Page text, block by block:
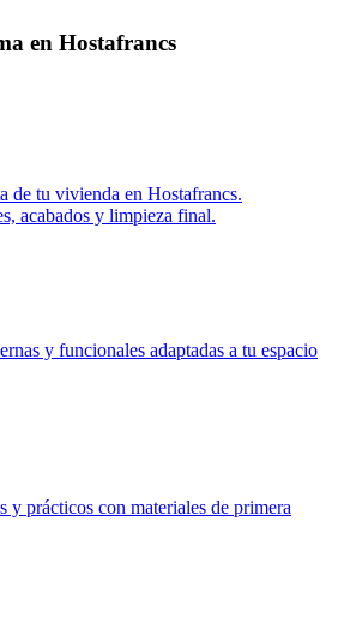
en Hostafrancs
de tu vivienda en Hostafrancs.
acabados y limpieza final.
y funcionales adaptadas a tu espacio
y prácticos con materiales de primera